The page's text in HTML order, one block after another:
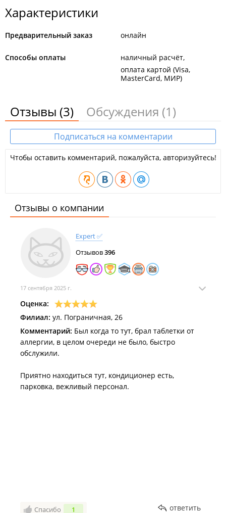
Характеристики
Предварительный заказ онлайн
Способы оплаты
наличный расчёт
оплата картой (Visa,
MasterCard, МИР)
Отзывы (3) Обсуждения (1)
Подписаться на комментарии
Чтобы оставить комментарий, пожалуйста, авторизуйтесь!
Отзывы о компании
Expert ✅
Отзывов396
17 сентября 2025 г.
Оценка:
Филиал: ул. Пограничная, 26
Комментарий: Был когда то тут, брал таблетки от
аллергии, в целом очереди не было, быстро
обслужили.
Приятно находиться тут, кондиционер есть,
парковка, вежливый персонал.
Спасибо 1 ответить